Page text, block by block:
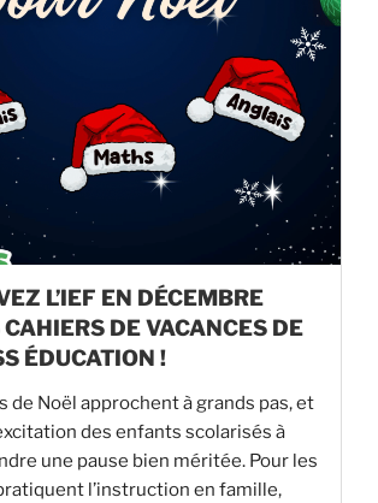
L’IEF EN DÉCEMBRE
CAHIERS DE VACANCES DE
ÉDUCATION !
de Noël approchent à grands pas, et
des enfants scolarisés à
une pause bien méritée. Pour les
l’instruction en famille,